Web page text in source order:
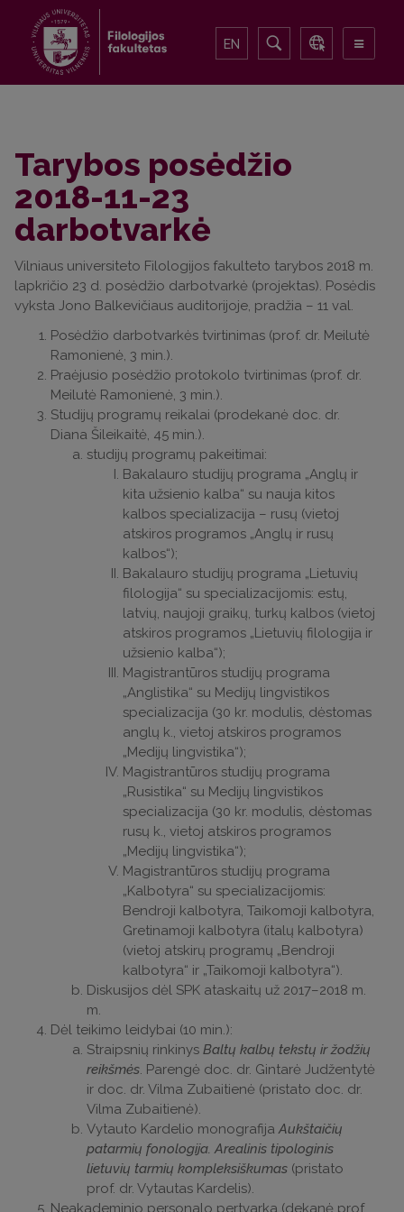
EN
Tarybos posėdžio
2018-11-23
darbotvarkė
Vilniaus universiteto Filologijos fakulteto tarybos 2018 m.
lapkričio 23 d. posėdžio darbotvarkė (projektas). Posėdis
vyksta Jono Balkevičiaus auditorijoje, pradžia – 11 val.
Posėdžio darbotvarkės tvirtinimas (prof. dr. Meilutė
Ramonienė, 3 min.).
Praėjusio posėdžio protokolo tvirtinimas (prof. dr.
Meilutė Ramonienė, 3 min.).
Studijų programų reikalai (prodekanė doc. dr.
Diana Šileikaitė, 45 min.).
studijų programų pakeitimai:
Bakalauro studijų programa „Anglų ir
kita užsienio kalba“ su nauja kitos
kalbos specializacija – rusų (vietoj
atskiros programos „Anglų ir rusų
kalbos“);
Bakalauro studijų programa „Lietuvių
filologija“ su specializacijomis: estų,
latvių, naujoji graikų, turkų kalbos (vietoj
atskiros programos „Lietuvių filologija ir
užsienio kalba“);
Magistrantūros studijų programa
„Anglistika“ su Medijų lingvistikos
specializacija (30 kr. modulis, dėstomas
anglų k., vietoj atskiros programos
„Medijų lingvistika“);
Magistrantūros studijų programa
„Rusistika“ su Medijų lingvistikos
specializacija (30 kr. modulis, dėstomas
rusų k., vietoj atskiros programos
„Medijų lingvistika“);
Magistrantūros studijų programa
„Kalbotyra“ su specializacijomis:
Bendroji kalbotyra, Taikomoji kalbotyra,
Gretinamoji kalbotyra (italų kalbotyra)
(vietoj atskirų programų „Bendroji
kalbotyra“ ir „Taikomoji kalbotyra“).
Diskusijos dėl SPK ataskaitų už 2017–2018 m.
m.
Dėl teikimo leidybai (10 min.):
Straipsnių rinkinys Baltų kalbų tekstų ir žodžių
reikšmės. Parengė doc. dr. Gintarė Judžentytė
ir doc. dr. Vilma Zubaitienė (pristato doc. dr.
Vilma Zubaitienė).
Vytauto Kardelio monografijaAukštaičių
patarmių fonologija. Arealinis tipologinis
lietuvių tarmių kompleksiškumas (pristato
prof. dr. Vytautas Kardelis).
Neakademinio personalo pertvarka (dekanė prof.